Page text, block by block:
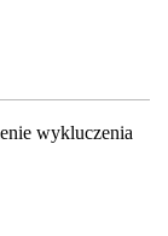
wykluczenia